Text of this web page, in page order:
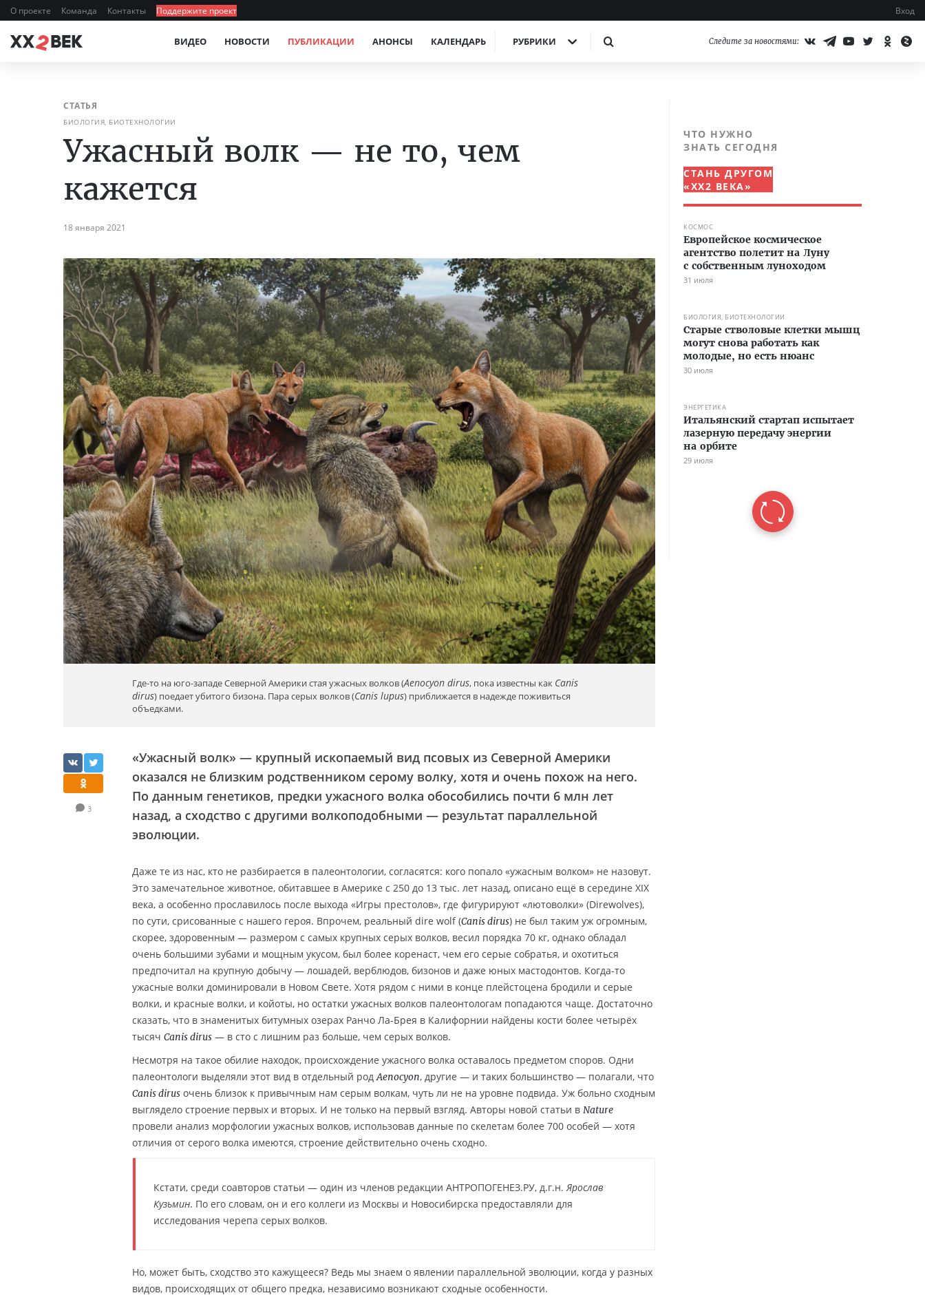
О проекте Команда Контакты Поддержите проект Вход
ВИДЕО НОВОСТИ ПУБЛИКАЦИИ АНОНСЫ КАЛЕНДАРЬ РУБРИКИ Следите за новостями:
СТАТЬЯ
БИОЛОГИЯ, БИОТЕХНОЛОГИИ
Ужасный волк — не то, чем
кажется
18 января 2021
Где-то на юго-западе Северной Америки стая ужасных волков (Aenocyon dirus, пока известны как Canis
dirus) поедает убитого бизона. Пара серых волков (Canis lupus) приближается в надежде поживиться
объедками.
3
«Ужасный волк» — крупный ископаемый вид псовых из Северной Америки
оказался не близким родственником серому волку, хотя и очень похож на него.
По данным генетиков, предки ужасного волка обособились почти 6 млн лет
назад, а сходство с другими волкоподобными — результат параллельной
эволюции.
Даже те из нас, кто не разбирается в палеонтологии, согласятся: кого попало «ужасным волком» не назовут.
Это замечательное животное, обитавшее в Америке с 250 до 13 тыс. лет назад, описано ещё в середине XIX
века, а особенно прославилось после выхода «Игры престолов», где фигурируют «лютоволки» (Direwolves),
по сути, срисованные с нашего героя. Впрочем, реальный dire wolf (Canis dirus) не был таким уж огромным,
скорее, здоровенным — размером с самых крупных серых волков, весил порядка 70 кг, однако обладал
очень большими зубами и мощным укусом, был более коренаст, чем его серые собратья, и охотиться
предпочитал на крупную добычу — лошадей, верблюдов, бизонов и даже юных мастодонтов. Когда-то
ужасные волки доминировали в Новом Свете. Хотя рядом с ними в конце плейстоцена бродили и серые
волки, и красные волки, и койоты, но остатки ужасных волков палеонтологам попадаются чаще. Достаточно
сказать, что в знаменитых битумных озерах Ранчо Ла-Брея в Калифорнии найдены кости более четырёх
тысяч Canis dirus — в сто с лишним раз больше, чем серых волков.
Несмотря на такое обилие находок, происхождение ужасного волка оставалось предметом споров. Одни
палеонтологи выделяли этот вид в отдельный род Aenocyon, другие — и таких большинство — полагали, что
Canis dirus очень близок к привычным нам серым волкам, чуть ли не на уровне подвида. Уж больно сходным
выглядело строение первых и вторых. И не только на первый взгляд. Авторы новой статьи в Nature
провели анализ морфологии ужасных волков, использовав данные по скелетам более 700 особей — хотя
отличия от серого волка имеются, строение действительно очень сходно.
Кстати, среди соавторов статьи — один из членов редакции АНТРОПОГЕНЕЗ.РУ, д.г.н. Ярослав
Кузьмин. По его словам, он и его коллеги из Москвы и Новосибирска предоставляли для
исследования черепа серых волков.
Но, может быть, сходство это кажущееся? Ведь мы знаем о явлении параллельной эволюции, когда у разных
видов, происходящих от общего предка, независимо возникают сходные особенности.
ЧТО НУЖНО
ЗНАТЬ СЕГОДНЯ
СТАНЬ ДРУГОМ
«XX2 ВЕКА»
КОСМОС
Европейское космическое
агентство полетит на Луну
с собственным луноходом
31 июля
БИОЛОГИЯ, БИОТЕХНОЛОГИИ
Старые стволовые клетки мышц
могут снова работать как
молодые, но есть нюанс
30 июля
ЭНЕРГЕТИКА
Итальянский стартап испытает
лазерную передачу энергии
на орбите
29 июля